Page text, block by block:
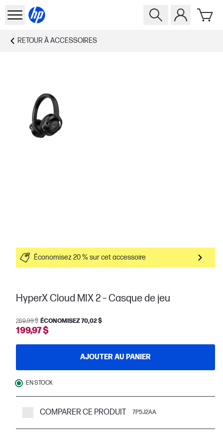
RETOUR ÀACCESSOIRES
Économisez 20 % sur cet accessoire
HyperX Cloud MIX 2 – Casque de jeu
269,99 $ ÉCONOMISEZ 70,02 $
199,97 $
AJOUTER AU PANIER
EN STOCK
COMPARER CE PRODUIT 7P5J2AA